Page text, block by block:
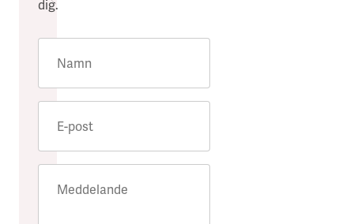
dig.
Namn
E-post
Meddelande